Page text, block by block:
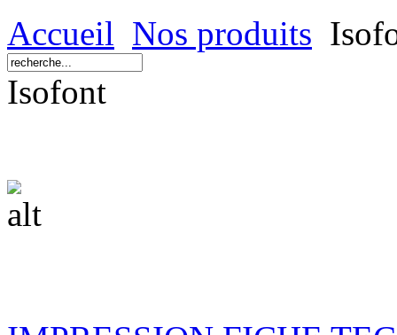
Accueil Nos produits
Isofont